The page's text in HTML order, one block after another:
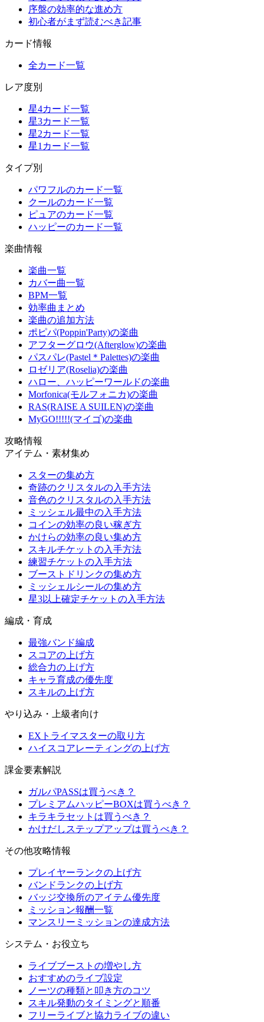
序盤の効率的な進め方
初心者がまず読むべき記事
カード情報
全カード一覧
レア度別
星4カード一覧
星3カード一覧
星2カード一覧
星1カード一覧
タイプ別
パワフルのカード一覧
クールのカード一覧
ピュアのカード一覧
ハッピーのカード一覧
楽曲情報
楽曲一覧
カバー曲一覧
BPM一覧
効率曲まとめ
楽曲の追加方法
ポピパ(Poppin'Party)の楽曲
アフターグロウ(Afterglow)の楽曲
パスパレ(Pastel＊Palettes)の楽曲
ロゼリア(Roselia)の楽曲
ハロー、ハッピーワールドの楽曲
Morfonica(モルフォニカ)の楽曲
RAS(RAISE A SUILEN)の楽曲
MyGO!!!!!(マイゴ)の楽曲
攻略情報
アイテム・素材集め
スターの集め方
奇跡のクリスタルの入手方法
音色のクリスタルの入手方法
ミッシェル最中の入手方法
コインの効率の良い稼ぎ方
かけらの効率の良い集め方
スキルチケットの入手方法
練習チケットの入手方法
ブーストドリンクの集め方
ミッシェルシールの集め方
星3以上確定チケットの入手方法
編成・育成
最強バンド編成
スコアの上げ方
総合力の上げ方
キャラ育成の優先度
スキルの上げ方
やり込み・上級者向け
EXトライマスターの取り方
ハイスコアレーティングの上げ方
課金要素解説
ガルパPASSは買うべき？
プレミアムハッピーBOXは買うべき？
キラキラセットは買うべき？
かけだしステップアップは買うべき？
その他攻略情報
プレイヤーランクの上げ方
バンドランクの上げ方
バッジ交換所のアイテム優先度
ミッション報酬一覧
マンスリーミッションの達成方法
システム・お役立ち
ライブブーストの増やし方
おすすめのライブ設定
ノーツの種類と叩き方のコツ
スキル発動のタイミングと順番
フリーライブと協力ライブの違い